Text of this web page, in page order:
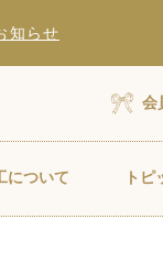
知らせ
会
について トピ